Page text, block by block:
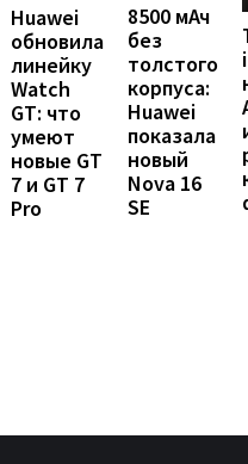
Huawei
обновила
линейку
Watch
GT: что
умеют
новые GT
7 и GT 7
Pro
8500 мАч
без
толстого
корпуса:
Huawei
показала
новый
Nova 16
SE